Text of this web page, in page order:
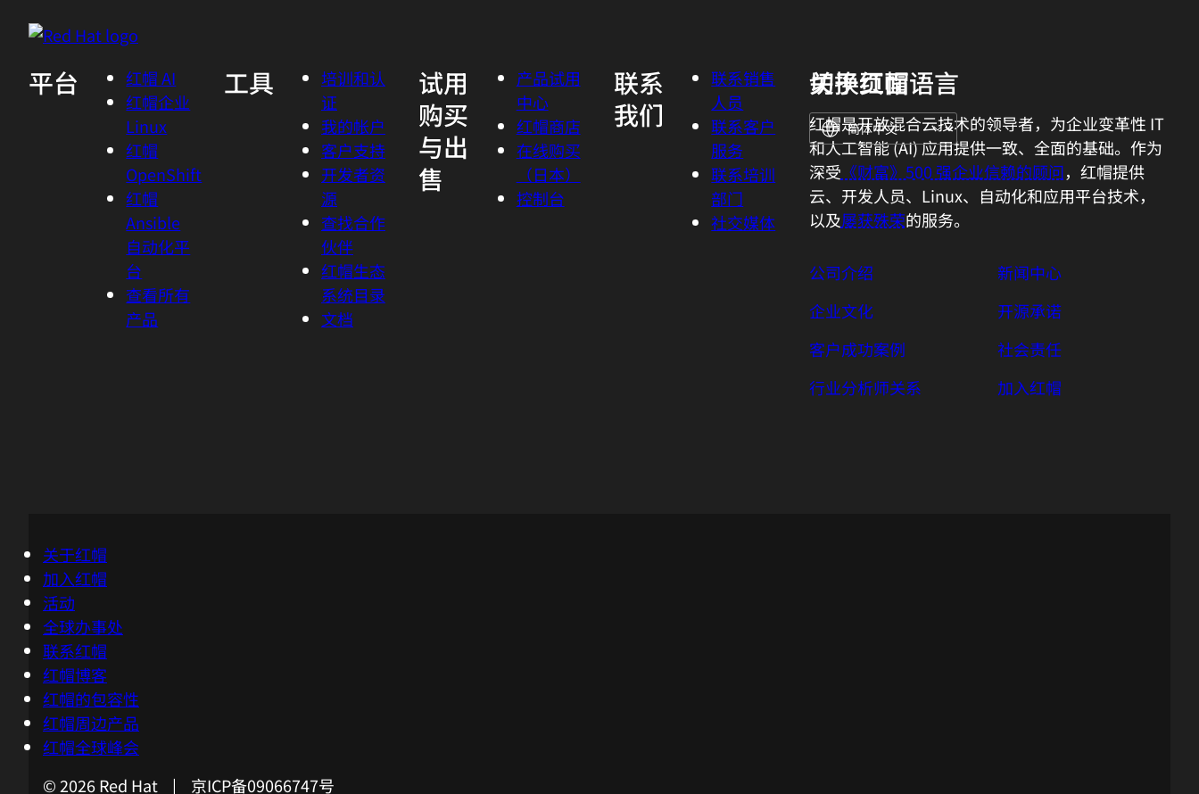
平台
红帽 AI
红帽企业
Linux
红帽
OpenShift
红帽
Ansible
自动化平
台
查看所有
产品
工具
培训和认
证
我的帐户
客户支持
开发者资
源
查找合作
伙伴
红帽生态
系统目录
文档
试用
购买
与出
售
产品试用
中心
红帽商店
在线购买
（日本）
控制台
联系
我们
联系销售
人员
联系客户
服务
联系培训
部门
社交媒体
关于红帽
红帽是开放混合云技术的领导者，为企业变革性 IT
和人工智能 (AI) 应用提供一致、全面的基础。作为
深受 《财富》500 强企业信赖的顾问，红帽提供
云、开发人员、Linux、自动化和应用平台技术，
以及屡获殊荣的服务。
公司介绍
企业文化
客户成功案例
行业分析师关系
新闻中心
开源承诺
社会责任
加入红帽
切换页面语言
关于红帽
加入红帽
活动
全球办事处
联系红帽
红帽博客
红帽的包容性
红帽周边产品
红帽全球峰会
© 2026 Red Hat | 京ICP备09066747号